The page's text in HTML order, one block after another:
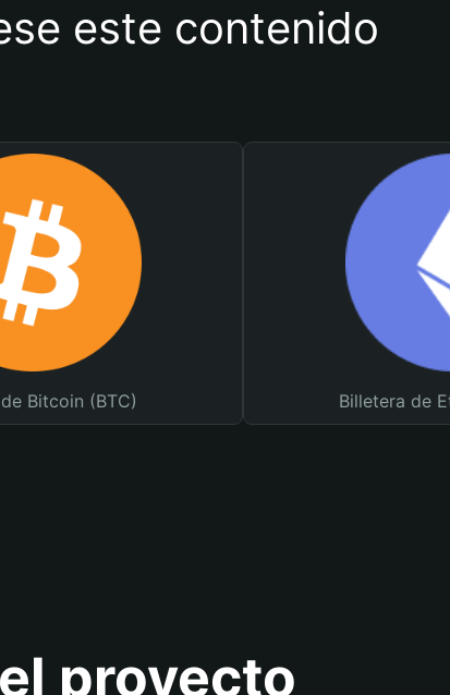
este contenido
Bitcoin (BTC) Billetera de
proyecto